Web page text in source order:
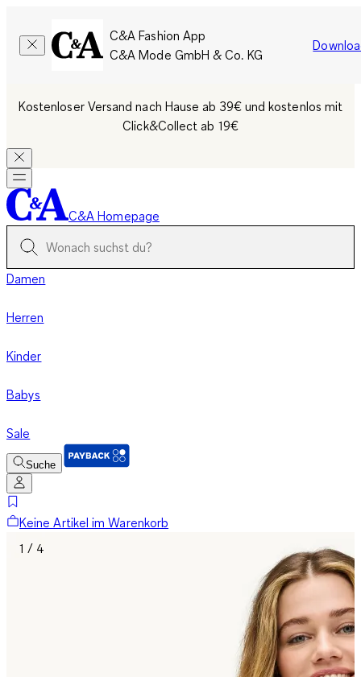
C&A Fashion App
C&A Mode GmbH & Co. KG
Kostenloser Versand nach Hause ab 39€ und kostenlos mit
Click&Collect ab 19€
C&A Homepage
Damen
Herren
Kinder
Babys
Sale
Suche
Keine Artikel im Warenkorb
1 / 4